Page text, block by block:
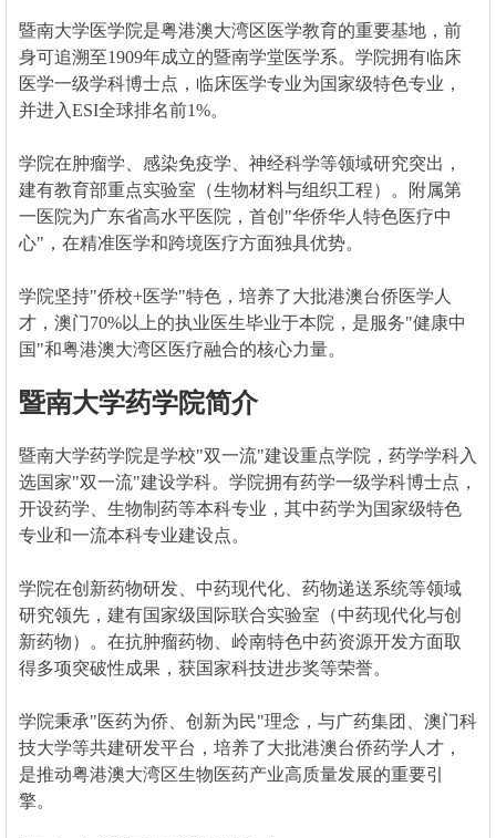
暨南大学医学院是粤港澳大湾区医学教育的重要基地，前
身可追溯至1909年成立的暨南学堂医学系。学院拥有临床
医学一级学科博士点，临床医学专业为国家级特色专业，
并进入ESI全球排名前1%。
学院在肿瘤学、感染免疫学、神经科学等领域研究突出，
建有教育部重点实验室（生物材料与组织工程）。附属第
一医院为广东省高水平医院，首创"华侨华人特色医疗中
心"，在精准医学和跨境医疗方面独具优势。
学院坚持"侨校+医学"特色，培养了大批港澳台侨医学人
才，澳门70%以上的执业医生毕业于本院，是服务"健康中
国"和粤港澳大湾区医疗融合的核心力量。
暨南大学药学院简介
暨南大学药学院是学校"双一流"建设重点学院，药学学科入
选国家"双一流"建设学科。学院拥有药学一级学科博士点，
开设药学、生物制药等本科专业，其中药学为国家级特色
专业和一流本科专业建设点。
学院在创新药物研发、中药现代化、药物递送系统等领域
研究领先，建有国家级国际联合实验室（中药现代化与创
新药物）。在抗肿瘤药物、岭南特色中药资源开发方面取
得多项突破性成果，获国家科技进步奖等荣誉。
学院秉承"医药为侨、创新为民"理念，与广药集团、澳门科
技大学等共建研发平台，培养了大批港澳台侨药学人才，
是推动粤港澳大湾区生物医药产业高质量发展的重要引
擎。